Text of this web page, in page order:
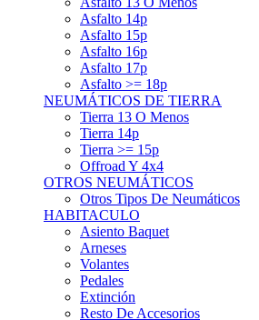
Asfalto 14p
Asfalto 15p
Asfalto 16p
Asfalto 17p
Asfalto >= 18p
NEUMÁTICOS DE TIERRA
Tierra 13 O Menos
Tierra 14p
Tierra >= 15p
Offroad Y 4x4
OTROS NEUMÁTICOS
Otros Tipos De Neumáticos
HABITACULO
Asiento Baquet
Arneses
Volantes
Pedales
Extinción
Resto De Accesorios